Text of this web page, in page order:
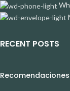
RECENT POSTS